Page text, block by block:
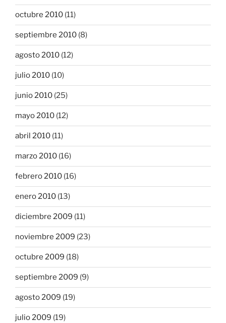
octubre 2010 (11)
septiembre 2010 (8)
agosto 2010 (12)
julio 2010 (10)
junio 2010 (25)
mayo 2010 (12)
abril 2010 (11)
marzo 2010 (16)
febrero 2010 (16)
enero 2010 (13)
diciembre 2009 (11)
noviembre 2009 (23)
octubre 2009 (18)
septiembre 2009 (9)
agosto 2009 (19)
julio 2009 (19)